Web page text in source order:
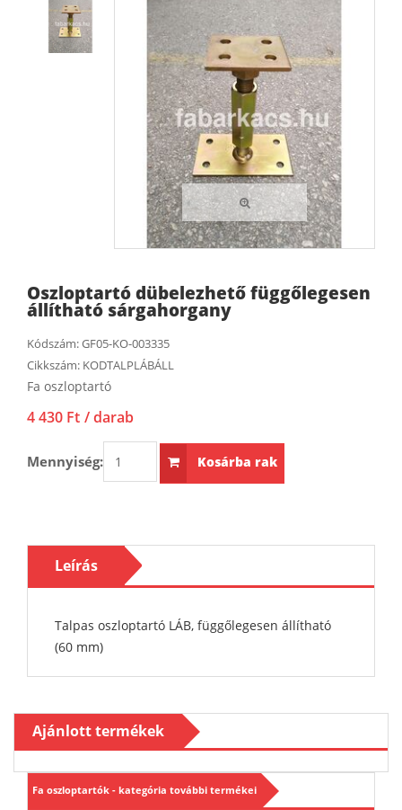
Oszloptartó dübelezhető függőlegesen
állítható sárgahorgany
Kódszám:GF05-KO-003335
Cikkszám: KODTALPLÁBÁLL
Fa oszloptartó
4 430 Ft / darab
Mennyiség: Kosárba rak
Leírás
Talpas oszloptartó LÁB, függőlegesen állítható
(60 mm)
Ajánlott termékek
Fa oszloptartók - kategória további termékei